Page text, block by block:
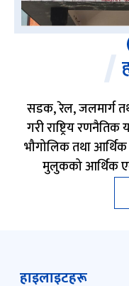
सडक, रेल, जलमार्ग
गरी राष्ट्रिय
भौगोलिक तथा
मुलुकको आर्थिक
हाइलाइटहरू